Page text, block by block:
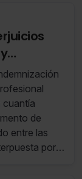
del
cuantía
de
entre las
por